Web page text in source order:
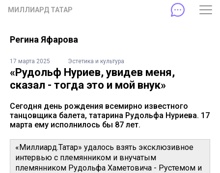
МИЛЛИАРД ТАТАР
Регина Яфарова
17 марта 2025 Эстетика и культура
«Рудольф Нуриев, увидев меня,
сказал - тогда это и мой внук»
Сегодня день рождения всемирно известного
танцовщика балета, татарина Рудольфа Нуриева. 17
марта ему исполнилось бы 87 лет.
«Миллиард.Татар» удалось взять эксклюзивное
интервью с племянником и внучатым
племянником Рудольфа Хаметовича - Рустемом и